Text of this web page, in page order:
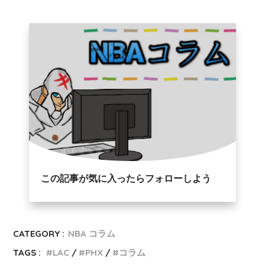
この記事が気に入ったらフォローしよう
CATEGORY : NBA コラム
TAGS :
LAC PHX コラム